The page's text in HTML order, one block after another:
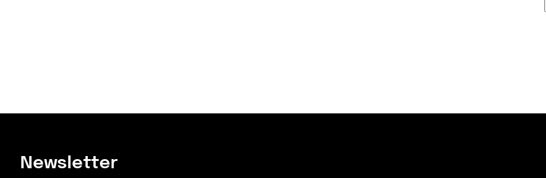
Newsletter